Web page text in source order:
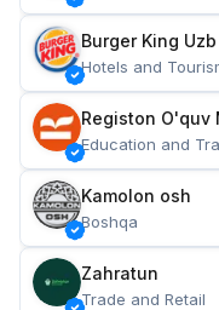
Burger King Uzb
Hotels and
Registon O'quv
Education and
Kamolon osh
Boshqa
Zahratun
Trade and Retail